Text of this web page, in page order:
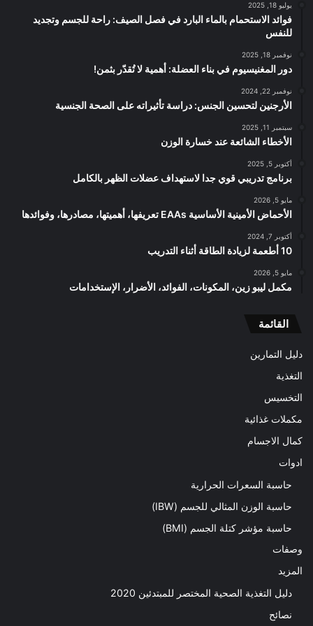
يوليو 18, 2025
فوائد الاستحمام بالماء البارد في فصل الصيف: راحة للجسم وتجديد
للنفس
نوفمبر 18, 2025
دور المغنيسيوم في بناء العضلة: أهمية لا تُقدّر بثمن!
نوفمبر 22, 2024
الأرجنين لتحسين الجنس: دراسة تأثيراته على الصحة الجنسية
سبتمبر 11, 2025
الأخطاء الشائعة عند خسارة الوزن
أكتوبر 5, 2025
برنامج تدريبي قوي جدا لاستهداف عضلات الظهر بالكامل
مايو 5, 2026
الأحماض الأمينية الأساسية EAAs تعريفها، أهميتها، مصادرها، وفوائدها
أكتوبر 7, 2024
10 أطعمة لزيادة الطاقة أثناء التدريب
مايو 5, 2026
مكمل ليبو زين، المكونات، الفوائد، الأضرار، الإستخدامات
القائمة
دليل التمارين
التغذية
التخسيس
مكملات غذائية
كمال الاجسام
ادوات
حاسبة السعرات الحرارية
حاسبة الوزن المثالي للجسم (IBW)
حاسبة مؤشر كتلة الجسم (BMI)
وصفات
المزيد
دليل التغذية الصحية المختصر للمبتدئين 2020​
نصائح